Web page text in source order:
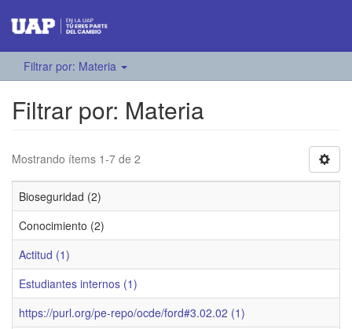
Filtrar por: Materia
Filtrar por: Materia
Mostrando ítems 1-7 de 2
Bioseguridad (2)
Conocimiento (2)
Actitud (1)
Estudiantes internos (1)
https://purl.org/pe-repo/ocde/ford#3.02.02 (1)